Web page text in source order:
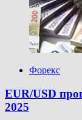
Форекс
EUR/USD
2025